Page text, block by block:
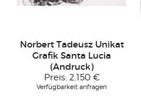
Norbert Tadeusz Unikat
Grafik Santa Lucia
(Andruck)
Preis: 2.150 €
Verfügbarkeit anfragen